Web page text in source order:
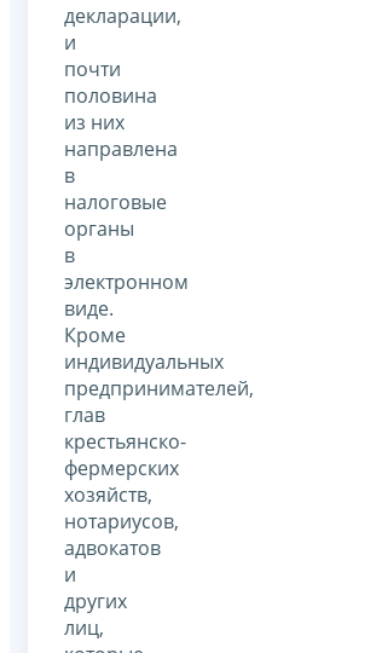
декларации,
и
почти
половина
из них
направлена
в
налоговые
органы
в
электронном
виде.
Кроме
индивидуальных
предпринимателей,
глав
крестьянско-
фермерских
хозяйств,
нотариусов,
адвокатов
и
других
лиц,